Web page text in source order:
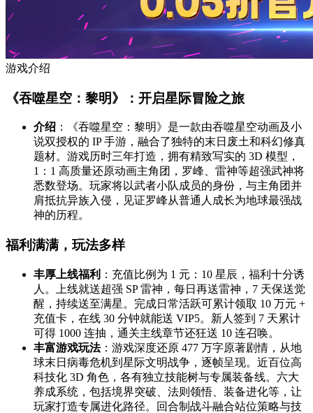
游戏介绍
《吞噬星空：黎明》：开启星际冒险之旅
介绍 ：《吞噬星空：黎明》是一款由吞噬星空动画及小
说双授权的 IP 手游，融合了独特的末日废土和科幻修真
题材。游戏历时三年打造，拥有精致写实的 3D 模型，
1：1 高质量还原动画主角团，罗峰、雷神等超强武神将
悉数登场。玩家将以武者小队成员的身份，与主角团并
肩抵抗异族入侵，见证罗峰从普通人成长为地球最强战
神的历程。
福利满满，玩法多样
丰厚上线福利 ：充值比例为 1 元：10 星辰，福利十分诱
人。上线就送超强 SP 雷神，每日再送雷神，7 天保送觉
醒，持续送至满星。完成日常活跃可累计领取 10 万元 +
充值卡，在线 30 分钟就能送 VIP5。新人签到 7 天累计
可得 1000 连抽，通关主线章节还狂送 10 连召唤。
丰富游戏玩法：游戏深度还原 477 万字原著剧情，从地
球末日病毒危机到星际文明战争，逐帧呈现。近百位高
科技化 3D 角色，各有独立技能树与专属装备线。六大
养成系统，包括境界突破、法则领悟、装备进化等，让
玩家打造专属进化路径。回合制战斗融合站位策略与技